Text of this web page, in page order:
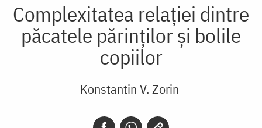
Complexitatea relației dintre
păcatele părinților și bolile
copiilor
Konstantin V. Zorin